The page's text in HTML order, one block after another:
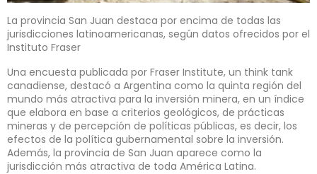
La provincia San Juan destaca por encima de todas las
jurisdicciones latinoamericanas, según datos ofrecidos por el
Instituto Fraser
Una encuesta publicada por Fraser Institute, un think tank
canadiense, destacó a Argentina como la quinta región del
mundo más atractiva para la inversión minera, en un índice
que elabora en base a criterios geológicos, de prácticas
mineras y de percepción de políticas públicas, es decir, los
efectos de la política gubernamental sobre la inversión.
Además, la provincia de San Juan aparece como la
jurisdicción más atractiva de toda América Latina.